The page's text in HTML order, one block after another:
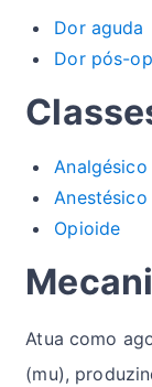
Dor aguda
Dor pós-
Analgésico
Anestésico
Opioide
Atua como
(mu),